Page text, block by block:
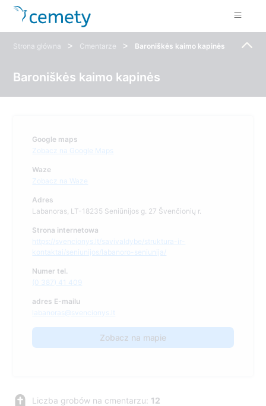
Strona główna > Cmentarze > Baroniškės kaimo kapinės
Baroniškės kaimo kapinės
Google maps
Zobacz na Google Maps
Waze
Zobacz na Waze
Adres
Labanoras, LT-18235 Seniūnijos g. 27 Švenčionių r.
Strona internetowa
https://svencionys.lt/savivaldybe/struktura-ir-
kontaktai/seniunijos/labanoro-seniunija/
Numer tel.
(0 387) 41 409
adres E-mailu
labanoras@svencionys.lt
Zobacz na mapie
Liczba grobów na cmentarzu: 12